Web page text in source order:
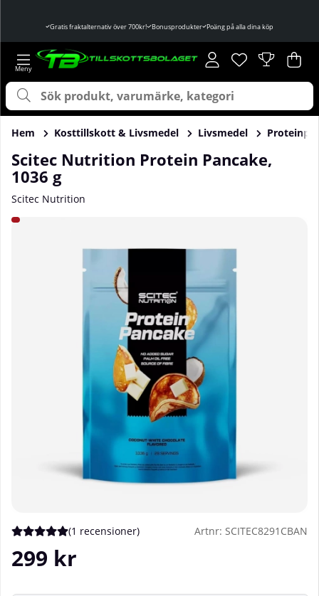
Gratis fraktalternativ över 700kr! Bonusprodukter Poäng på alla dina köp
Önskelista
Antal i
. .
Hem Kosttillskott & Livsmedel Livsmedel
Scitec Nutrition Protein Pancake,
1036 g
Scitec Nutrition
Produktbilder Scitec Nutrition Protein Pancake, 1036 g
Medelbetyg 5 av 5 Antal betyg 1
(1 recensioner) Artnr: SCITEC8291CBAN
299 kr